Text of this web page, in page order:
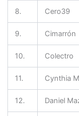
8. Cero39
9. Cimarrón
10. Colectro
11. Cynthia
12. Daniel